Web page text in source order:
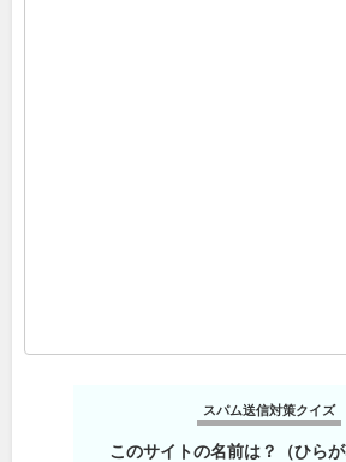
スパム送信対策クイズ
このサイトの名前は？（ひらが